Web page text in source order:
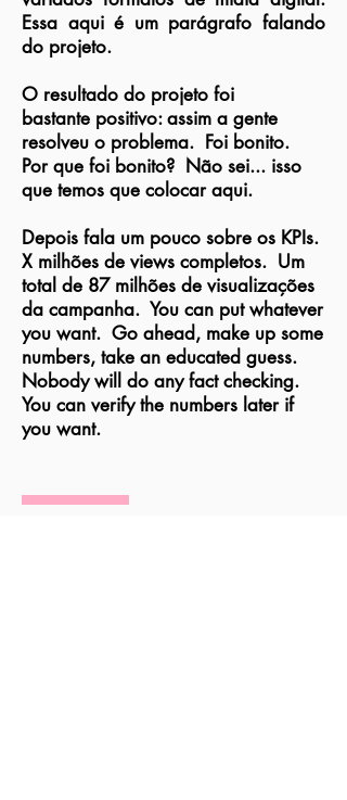
Essa aqui é um parágrafo falando
do projeto.
O resultado do projeto foi
bastante positivo: assim a gente
resolveu o problema. Foi bonito.
Por que foi bonito? Não sei... isso
que temos que colocar aqui.
Depois fala um pouco sobre os KPIs.
X milhões de views completos. Um
total de 87 milhões de visualizações
da campanha. You can put whatever
you want. Go ahead, make up some
numbers, take an educated guess.
Nobody will do any fact checking.
You can verify the numbers later if
you want.